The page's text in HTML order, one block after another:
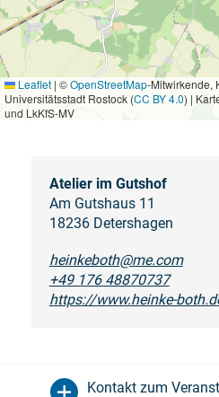
Leaflet | ©OpenStreetMap-Mitwirkende,
Universitätsstadt Rostock (CC BY 4.0) |
und LkKfS-MV
Atelier im Gutshof
Am Gutshaus 11
18236 Detershagen
heinkeboth@me.com
+49 176 48870737
https://www.heinke-
Kontakt zum